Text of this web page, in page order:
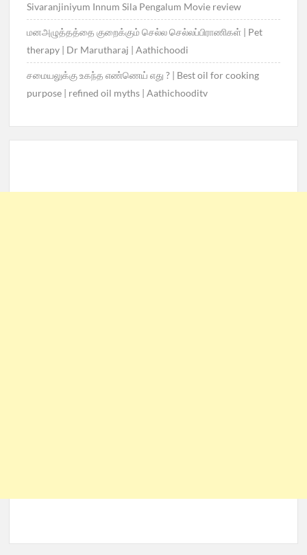
Sivaranjiniyum Innum Sila Pengalum Movie review
மனஅழுத்தத்தை குறைக்கும் செல்ல செல்லப்பிராணிகள் | Pet
therapy | Dr Marutharaj | Aathichoodi
சமையலுக்கு உகந்த எண்ணெய் எது ? | Best oil for cooking
purpose | refined oil myths | Aathichooditv